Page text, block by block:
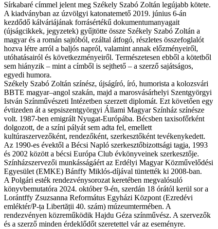
Sírkabaré címmel jelent meg Székely Szabó Zoltán legújabb kötete.
A kiadványban az úzvölgyi katonatemető 2019. június 6-án
kezdődő kálváriájának forrásértékű dokumentumanyagait
(újságcikkek, jegyzetek) gyűjtötte össze Székely Szabó Zoltán a
magyar és a román sajtóból, ezáltal átfogó, részletes összefoglalót
hozva létre arról a baljós napról, valamint annak előzményeiről,
utóhatásairól és következményeiről. Természetesen ebből a kötetből
sem hiányzik – mint a címből is sejthető – a szerző sajátságos,
egyedi humora.
Székely Szabó Zoltán színész, újságíró, író, humorista a kolozsvári
BBTE magyar–angol szakán, majd a marosvásárhelyi Szentgyörgyi
István Színművészeti Intézetben szerzett diplomát. Ezt követően egy
évtizeden át a sepsiszentgyörgyi Állami Magyar Színház színésze
volt. 1987-ben emigrált Nyugat-Európába. Bécsben taxisofőrként
dolgozott, de a színi pályát sem adta fel, emellett
kultúraszervezőként, rendezőként, szerkesztőként tevékenykedett.
Az 1990-es évektől a Bécsi Napló szerkesztőbizottsági tagja, 1993
és 2002 között a bécsi Európa Club évkönyveinek szerkesztője.
Színházszervezői munkásságáért az Erdélyi Magyar Közművelődési
Egyesület (EMKE) Bánffy Miklós-díjával tüntették ki 2008-ban.
A Polgári esték rendezvénysorozat keretében megvalósuló
könyvbemutatóra 2024. október 9-én, szerdán 18 órától kerül sor a
Lorántffy Zsuzsanna Református Egyházi Központ (Ezredévi
emléktér/P-ța Libertății 40. szám) múzeumtermében. A
rendezvényen közreműködik Hajdu Géza színművész. A szervezők
és a szerző minden érdeklődőt szeretettel vár az eseményre.